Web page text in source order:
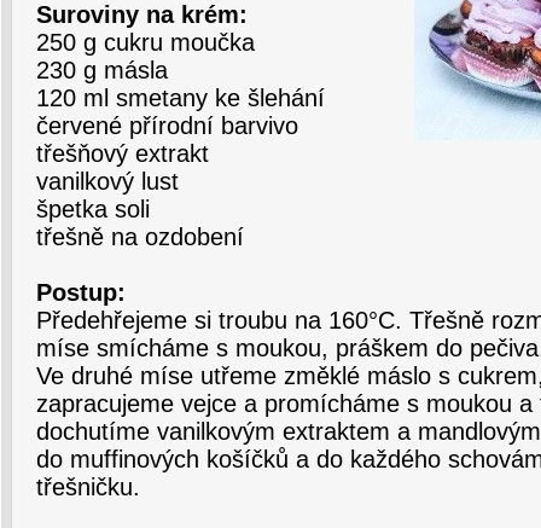
Suroviny na krém:
250 g cukru moučka
230 g másla
120 ml smetany ke šlehání
červené přírodní barvivo
třešňový extrakt
vanilkový lust
špetka soli
třešně na ozdobení
Postup:
Předehřejeme si troubu na 160°C. Třešně
míse smícháme s moukou, práškem do
Ve druhé míse utřeme změklé máslo s
zapracujeme vejce a promícháme s moukou
dochutíme vanilkovým extraktem a
do muffinových košíčků a do každého
třešničku.